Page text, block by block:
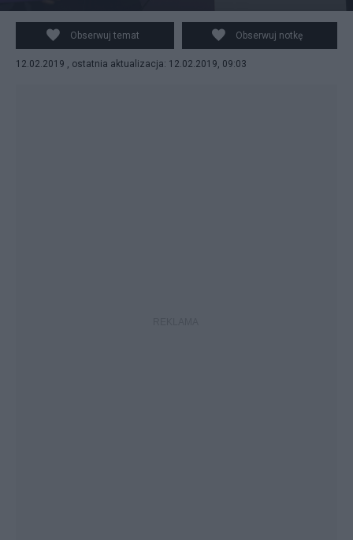
Robert Biedroń. fot. PAP
Obserwuj temat Obserwuj notkę
12.02.2019 , ostatnia aktualizacja: 12.02.2019, 09:03